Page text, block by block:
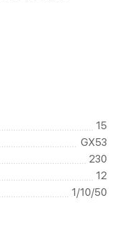
15
GX53
230
12
1/10/50